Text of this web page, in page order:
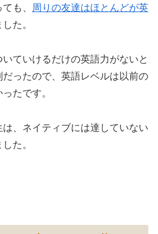
も、 周りの友達はほとんどが英
た。
ていけるだけの英語力がないと
ったので、英語レベルは以前の
たです。
、ネイティブには達していない
た。